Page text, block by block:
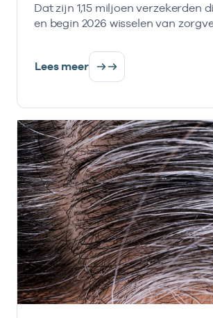
Dat zijn 1,15 miljoen verzekerden
en begin 2026 wisselen van
Lees meer